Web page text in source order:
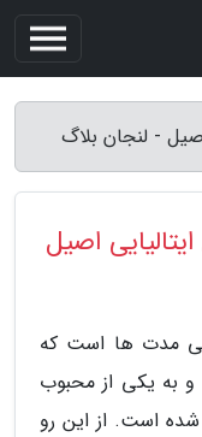
- لنجان بلاگ
اصیل
مدت ها است که
به یکی از محبوب
است. از این رو